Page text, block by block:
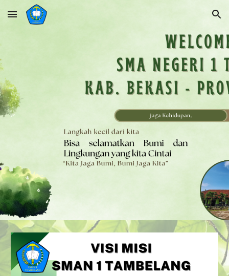
Skip to main content Skip to navigation